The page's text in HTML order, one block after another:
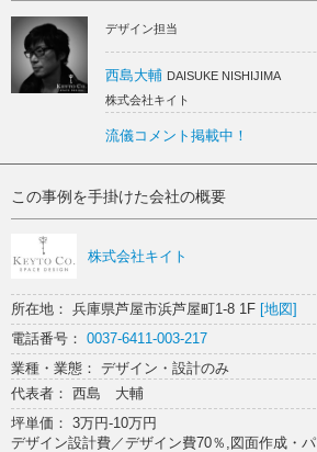
デザイン担当
西島大輔 DAISUKE NISHIJIMA
株式会社キイト
流儀コメント掲載中！
この事例を手掛けた会社の概要
株式会社キイト
所在地： 兵庫県芦屋市浜芦屋町1-8 1F [地図]
電話番号： 0037-6411-003-217
業種・業態： デザイン・設計のみ
代表者： 西島 大輔
坪単価： 3万円-10万円
デザイン設計費／デザイン費70％,図面作成・パ